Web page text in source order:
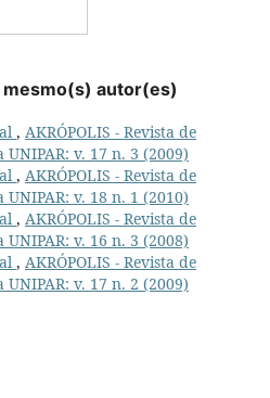
autor(es)
, AKRÓPOLIS - Revista de
v. 17 n. 3 (2009)
, AKRÓPOLIS - Revista de
v. 18 n. 1 (2010)
, AKRÓPOLIS - Revista de
v. 16 n. 3 (2008)
, AKRÓPOLIS - Revista de
v. 17 n. 2 (2009)